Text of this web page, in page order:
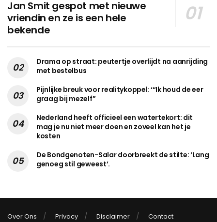
Jan Smit gespot met nieuwe
vriendin en ze is een hele
bekende
Drama op straat: peutertje overlijdt na aanrijding
met bestelbus
Pijnlijke breuk voor realitykoppel: ‘“Ik houd de eer
graag bij mezelf”
Nederland heeft officieel een watertekort: dit
mag je nu niet meer doen en zoveel kan het je
kosten
De Bondgenoten-Salar doorbreekt de stilte: ‘Lang
genoeg stil geweest’.
Over Ons Privacy Disclaimer Contact